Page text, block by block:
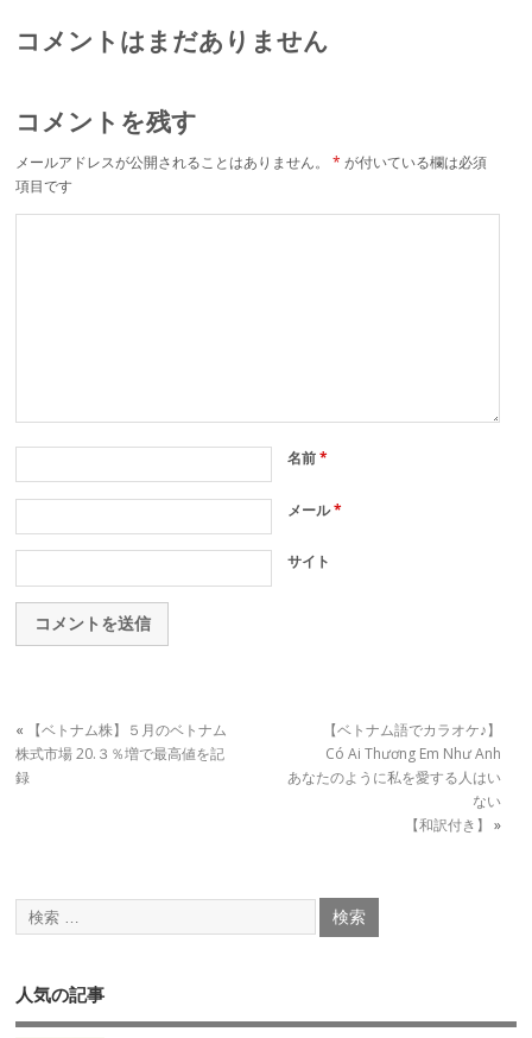
コメントはまだありません
コメントを残す
メールアドレスが公開されることはありません。 * が付いている欄は必須
項目です
名前*
メール*
サイト
«
【ベトナム株】５月のベトナム
株式市場 20.３％増で最高値を記
録
【ベトナム語でカラオケ♪】
Có Ai Thương Em Như Anh
あなたのように私を愛する人はい
ない
【和訳付き】 »
人気の記事